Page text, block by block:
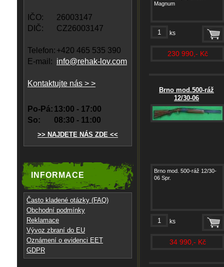
IČO:
26003147
DIČ:
CZ26003147
Telefon: +420 465 535 390
E-mail: info@rehak-lov.com
Kontaktujte nás > >
Po-Pá: 13:00 - 17:00
So:
08:30 - 11:00
>> NAJDETE NÁS ZDE <<
INFORMACE
Často kladené otázky (FAQ)
Obchodní podmínky
Reklamace
Vývoz zbraní do EU
Oznámení o evidenci EET
GDPR
Magnum
ks
230 990,- Kč
Brno mod.500-ráž
12/30-06
Brno mod. 500-ráž 12/30-
06 Spr.
ks
34 990,- Kč